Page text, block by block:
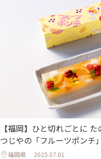
【福岡】ひと切れごとに
つじやの「フルーツポンチ」
福岡県 2025.07.01